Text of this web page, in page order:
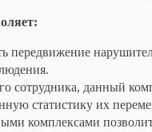
передвижение
данный
статистику их
комплексами